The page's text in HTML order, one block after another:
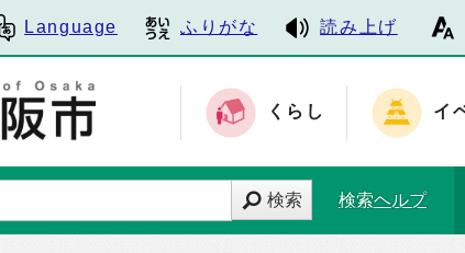
Language ふりがな 読み上げ
くらし イ
検索 検索ヘルプ